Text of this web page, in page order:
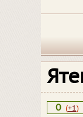
0 (+1)